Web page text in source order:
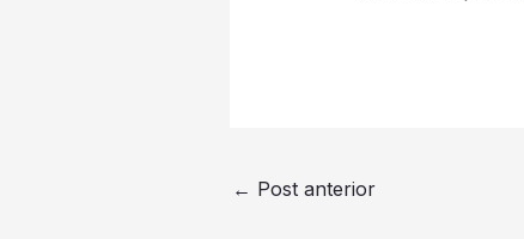
← Post anterior